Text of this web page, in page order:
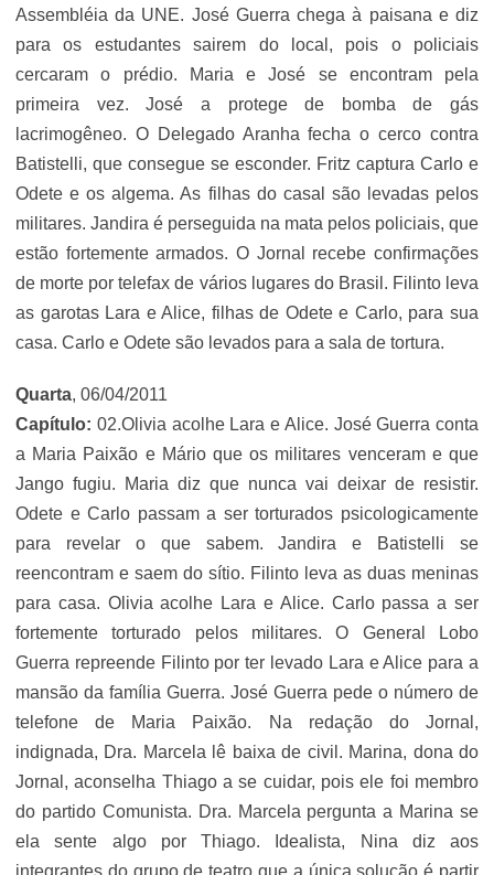
Assembléia da UNE. José Guerra chega à paisana e diz
para os estudantes sairem do local, pois o policiais
cercaram o prédio. Maria e José se encontram pela
primeira vez. José a protege de bomba de gás
lacrimogêneo. O Delegado Aranha fecha o cerco contra
Batistelli, que consegue se esconder. Fritz captura Carlo e
Odete e os algema. As filhas do casal são levadas pelos
militares. Jandira é perseguida na mata pelos policiais, que
estão fortemente armados. O Jornal recebe confirmações
de morte por telefax de vários lugares do Brasil. Filinto leva
as garotas Lara e Alice, filhas de Odete e Carlo, para sua
casa. Carlo e Odete são levados para a sala de tortura.
Quarta, 06/04/2011
Capítulo: 02.Olivia acolhe Lara e Alice. José Guerra conta
a Maria Paixão e Mário que os militares venceram e que
Jango fugiu. Maria diz que nunca vai deixar de resistir.
Odete e Carlo passam a ser torturados psicologicamente
para revelar o que sabem. Jandira e Batistelli se
reencontram e saem do sítio. Filinto leva as duas meninas
para casa. Olivia acolhe Lara e Alice. Carlo passa a ser
fortemente torturado pelos militares. O General Lobo
Guerra repreende Filinto por ter levado Lara e Alice para a
mansão da família Guerra. José Guerra pede o número de
telefone de Maria Paixão. Na redação do Jornal,
indignada, Dra. Marcela lê baixa de civil. Marina, dona do
Jornal, aconselha Thiago a se cuidar, pois ele foi membro
do partido Comunista. Dra. Marcela pergunta a Marina se
ela sente algo por Thiago. Idealista, Nina diz aos
integrantes do grupo de teatro que a única solução é partir